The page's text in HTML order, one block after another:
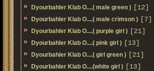
Dyourbahler Klab O....( male green ) [12]
Dyourbahler Klab O....( male crimson ) [7]
Dyourbahler Klab O....( purple girl ) [21]
Dyourbahler Klab O....( pink girl ) [13]
Dyourbahler Klab O....( girl green ) [21]
Dyourbahler Klab O....(white girl ) [13]